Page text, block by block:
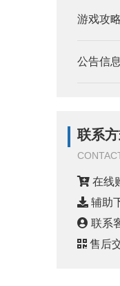
游戏攻
公告信
联系
在线
辅助
联系
售后